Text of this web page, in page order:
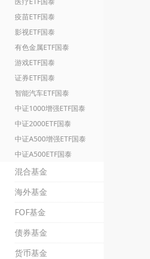
疫苗ETF国泰
影视ETF国泰
有色金属ETF国泰
游戏ETF国泰
证券ETF国泰
智能汽车ETF国泰
中证1000增强ETF国泰
中证2000ETF国泰
中证A500增强ETF国泰
中证A500ETF国泰
混合基金
海外基金
FOF基金
债券基金
货币基金